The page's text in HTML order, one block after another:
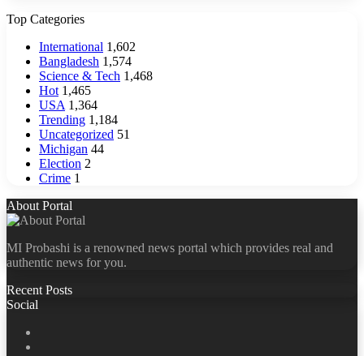
Top Categories
International 1,602
Bangladesh 1,574
Science & Tech 1,468
Hot 1,465
USA 1,364
Trending 1,184
Uncategorized 51
Michigan 44
Election 2
Crime 1
About Portal
MI Probashi is a renowned news portal which provides real and
authentic news for you.
Recent Posts
Social